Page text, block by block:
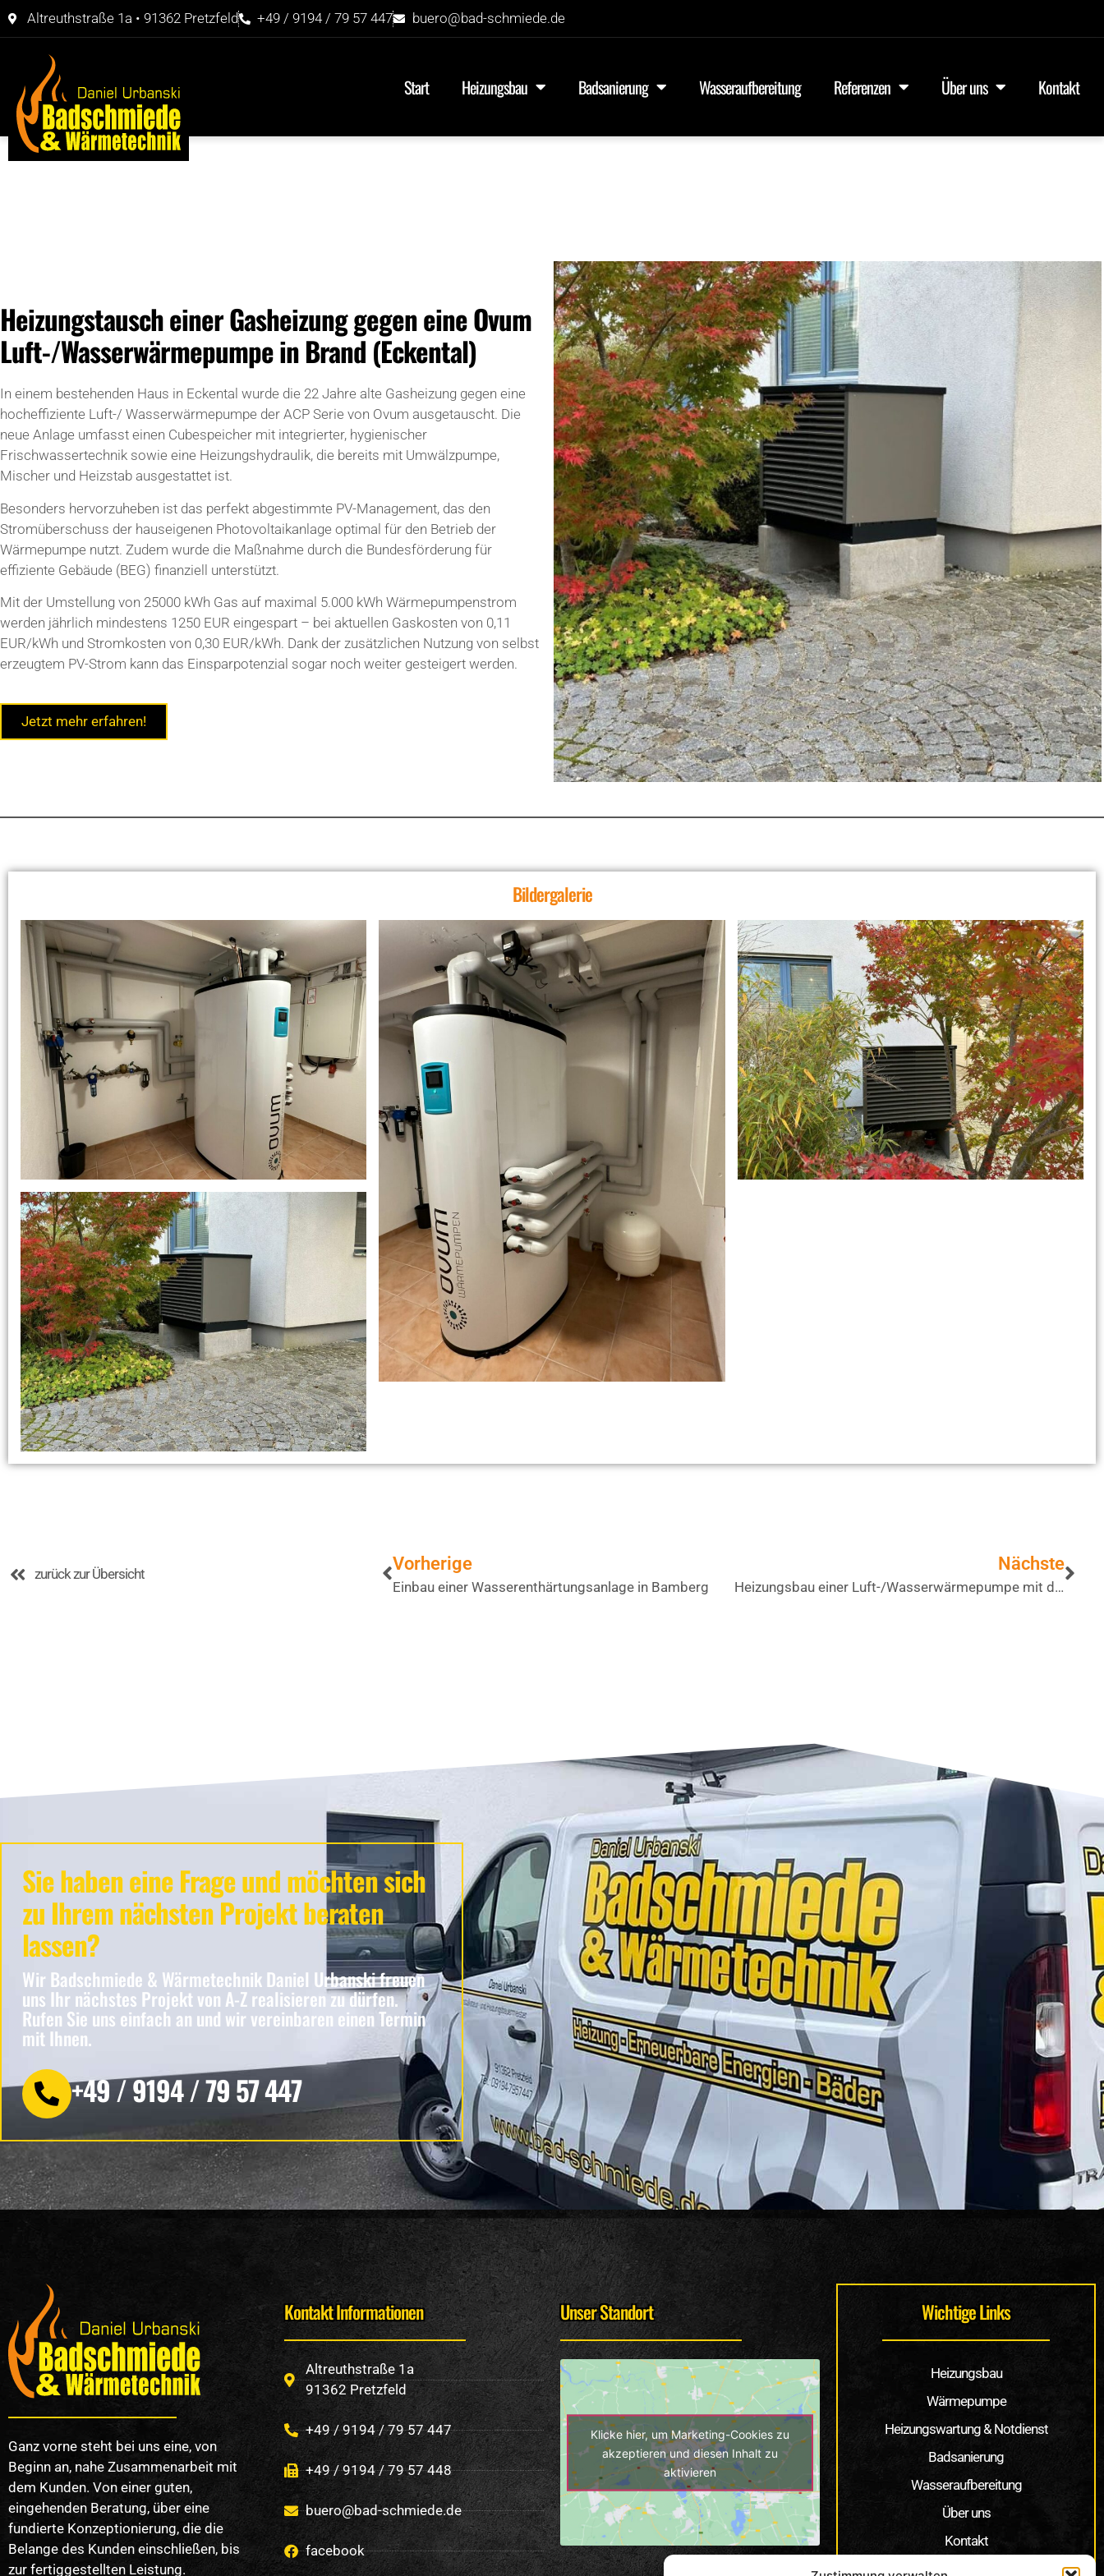
Altreuthstraße 1a • 91362 Pretzfeld +49 / 9194 / 79 57 447 buero@bad-schmiede.de
Start Heizungsbau Badsanierung Wasseraufbereitung Referenzen Über uns Kontakt
Heizungstausch einer Gasheizung gegen eine Ovum
Luft-/Wasserwärmepumpe in Brand (Eckental)
In einem bestehenden Haus in Eckental wurde die 22 Jahre alte Gasheizung gegen eine
hocheffiziente Luft-/ Wasserwärmepumpe der ACP Serie von Ovum ausgetauscht. Die
neue Anlage umfasst einen Cubespeicher mit integrierter, hygienischer
Frischwassertechnik sowie eine Heizungshydraulik, die bereits mit Umwälzpumpe,
Mischer und Heizstab ausgestattet ist.
Besonders hervorzuheben ist das perfekt abgestimmte PV-Management, das den
Stromüberschuss der hauseigenen Photovoltaikanlage optimal für den Betrieb der
Wärmepumpe nutzt. Zudem wurde die Maßnahme durch die Bundesförderung für
effiziente Gebäude (BEG) finanziell unterstützt.
Mit der Umstellung von 25000 kWh Gas auf maximal 5.000 kWh Wärmepumpenstrom
werden jährlich mindestens 1250 EUR eingespart – bei aktuellen Gaskosten von 0,11
EUR/kWh und Stromkosten von 0,30 EUR/kWh. Dank der zusätzlichen Nutzung von selbst
erzeugtem PV-Strom kann das Einsparpotenzial sogar noch weiter gesteigert werden.
Jetzt mehr erfahren!
Bildergalerie
zurück zur Übersicht Vorherige
Einbau einer Wasserenthärtungsanlage in Bamberg
Nächste
Heizungsbau einer Luft-/Wasserwärmepumpe mit dezentraler Warmwasserbereitung in Möhrendorf
Sie haben eine Frage und möchten sich
zu Ihrem nächsten Projekt beraten
lassen?
Wir Badschmiede & Wärmetechnik Daniel Urbanski freuen
uns Ihr nächstes Projekt von A-Z realisieren zu dürfen.
Rufen Sie uns einfach an und wir vereinbaren einen Termin
mit Ihnen.
+49 / 9194 / 79 57 447
Ganz vorne steht bei uns eine, von
Beginn an, nahe Zusammenarbeit mit
dem Kunden. Von einer guten,
eingehenden Beratung, über eine
fundierte Konzeptionierung, die die
Belange des Kunden einschließen, bis
zur fertiggestellten Leistung.
Kontakt Informationen
Altreuthstraße 1a
91362 Pretzfeld
+49 / 9194 / 79 57 447
+49 / 9194 / 79 57 448
buero@bad-schmiede.de
facebook
Unser Standort
Klicke hier, um Marketing-Cookies zu
akzeptieren und diesen Inhalt zu
aktivieren
Wichtige Links
Heizungsbau
Wärmepumpe
Heizungswartung & Notdienst
Badsanierung
Wasseraufbereitung
Über uns
Kontakt